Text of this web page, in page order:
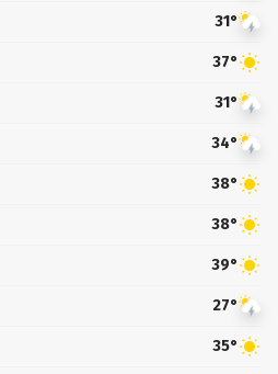
31°
37°
31°
34°
38°
38°
39°
27°
35°